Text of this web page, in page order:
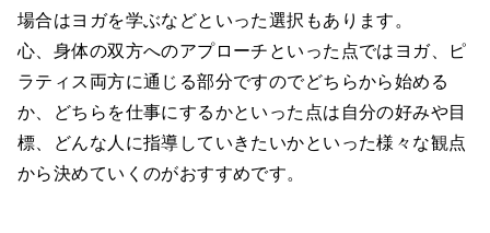
場合はヨガを学ぶなどといった選択もあります。
心、身体の双方へのアプローチといった点ではヨガ、ピ
ラティス両方に通じる部分ですのでどちらから始める
か、どちらを仕事にするかといった点は自分の好みや目
標、どんな人に指導していきたいかといった様々な観点
から決めていくのがおすすめです。